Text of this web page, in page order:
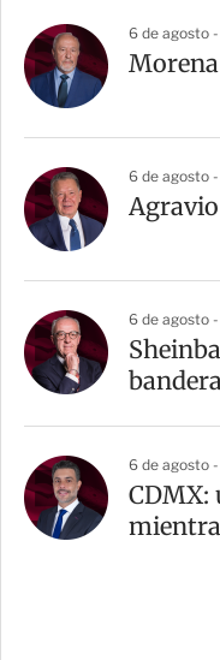
6 de agosto
6 de agosto
6 de agosto
6 de agosto
CDMX: